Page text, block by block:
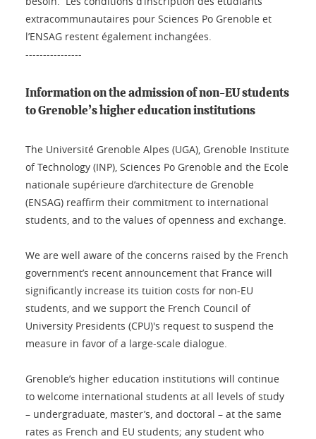
extracommunautaires pour Sciences Po Grenoble et
l’ENSAG restent également inchangées.
----------------
Information on the admission of non-EU students
to Grenoble’s higher education institutions
The Université Grenoble Alpes (UGA), Grenoble Institute
of Technology (INP), Sciences Po Grenoble and the Ecole
nationale supérieure d’architecture de Grenoble
(ENSAG) reaffirm their commitment to international
students, and to the values of openness and exchange.
We are well aware of the concerns raised by the French
government’s recent announcement that France will
significantly increase its tuition costs for non-EU
students, and we support the French Council of
University Presidents (CPU)'s request to suspend the
measure in favor of a large-scale dialogue.
Grenoble’s higher education institutions will continue
to welcome international students at all levels of study
– undergraduate, master’s, and doctoral – at the same
rates as French and EU students; any student who